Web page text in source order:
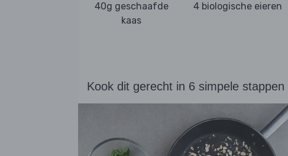
40g geschaafde
kaas
4 biologische eieren
Kook dit gerecht in 6 simpele stappen